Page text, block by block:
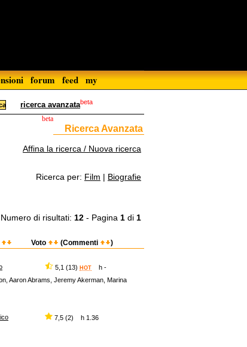
forum feed my
ricerca avanzatabeta
Ricerca Avanzata
beta
Affina la ricerca / Nuova ricerca
Ricerca per: Film | Biografie
Numero di risultati: 12 - Pagina 1 di 1
Voto (Commenti )
5,1 (13) HOT h -
Aaron Abrams, Jeremy Akerman, Marina
7,5 (2) h 1.36